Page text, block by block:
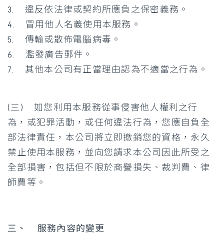
3. 違反依法律或契約所應負之保密義務。
4. 冒用他人名義使用本服務。
5. 傳輸或散佈電腦病毒。
6. 濫發廣告郵件。
7. 其他本公司有正當理由認為不適當之行為。
(三) 如您利用本服務從事侵害他人權利之行
為，或犯罪活動，或任何違法行為，您應自負全
部法律責任，本公司將立即撤銷您的資格，永久
禁止使用本服務，並向您請求本公司因此所受之
全部損害，包括但不限於商譽損失、裁判費、律
師費等。
三、 服務內容的變更